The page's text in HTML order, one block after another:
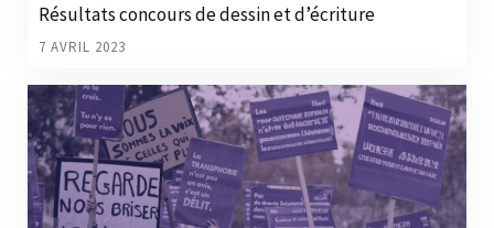
Résultats concours de dessin et d’écriture
7 AVRIL 2023